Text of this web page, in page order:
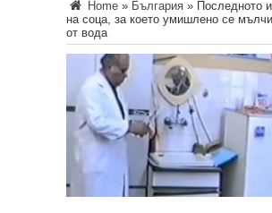
Home » България » Последното
на соца, за което умишлено се
от вода